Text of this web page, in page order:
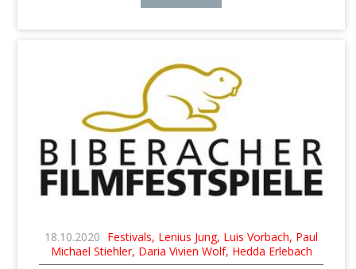
18.10.2020 Festivals, Lenius Jung, Luis Vorbach, Paul
Michael Stiehler, Daria Vivien Wolf, Hedda Erlebach